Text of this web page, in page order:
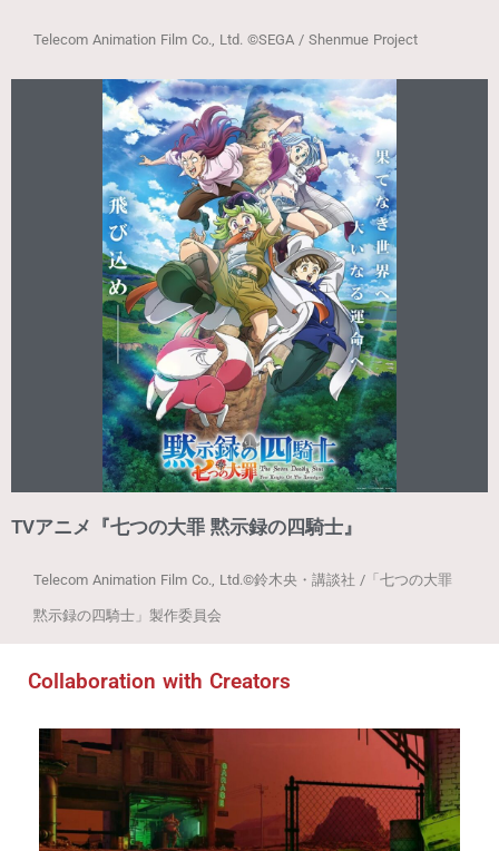
Telecom Animation Film Co., Ltd. ©SEGA / Shenmue Project
TVアニメ『七つの大罪 黙示録の四騎士』
Telecom Animation Film Co., Ltd.©鈴木央・講談社 /「七つの大罪
黙示録の四騎士」製作委員会
Collaboration with Creators